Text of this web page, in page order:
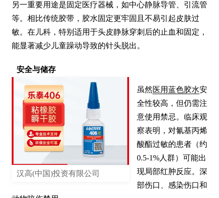
另一重要用途是固定医疗器械，如中心静脉导管、引流管
等。相比传统胶带，胶水固定更牢固且不易引起皮肤过
敏。在儿科，特别适用于头皮静脉穿刺后的止血和固定，
能显著减少儿童躁动导致的针头脱出。
安全与储存
汉高(中国)投资有限公司
虽然 医用蓝色胶水安
全性较高，但仍需注
意使用禁忌。临床观
察表明，对氰基丙烯
酸酯过敏的患者（约
0.5-1%人群）可能出
现局部红肿反应。深
部伤口、感染伤口和